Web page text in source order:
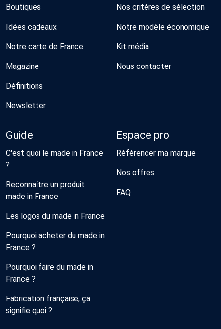
Boutiques
Idées cadeaux
Notre carte de France
Magazine
Définitions
Newsletter
Nos critères de sélection
Notre modèle économique
Kit média
Nous contacter
Guide
C'est quoi le made in France
?
Reconnaître un produit
made in France
Les logos du made in France
Pourquoi acheter du made in
France ?
Pourquoi faire du made in
France ?
Fabrication française, ça
signifie quoi ?
Espace pro
Référencer ma marque
Nos offres
FAQ